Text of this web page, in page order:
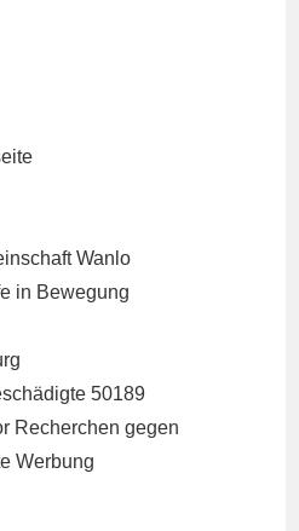
Wanlo
in Bewegung
50189
Recherchen gegen
Werbung